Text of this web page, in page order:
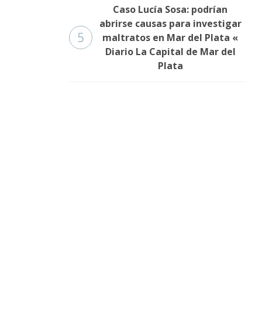
5
Caso Lucía Sosa: podrían
abrirse causas para investigar
maltratos en Mar del Plata «
Diario La Capital de Mar del
Plata